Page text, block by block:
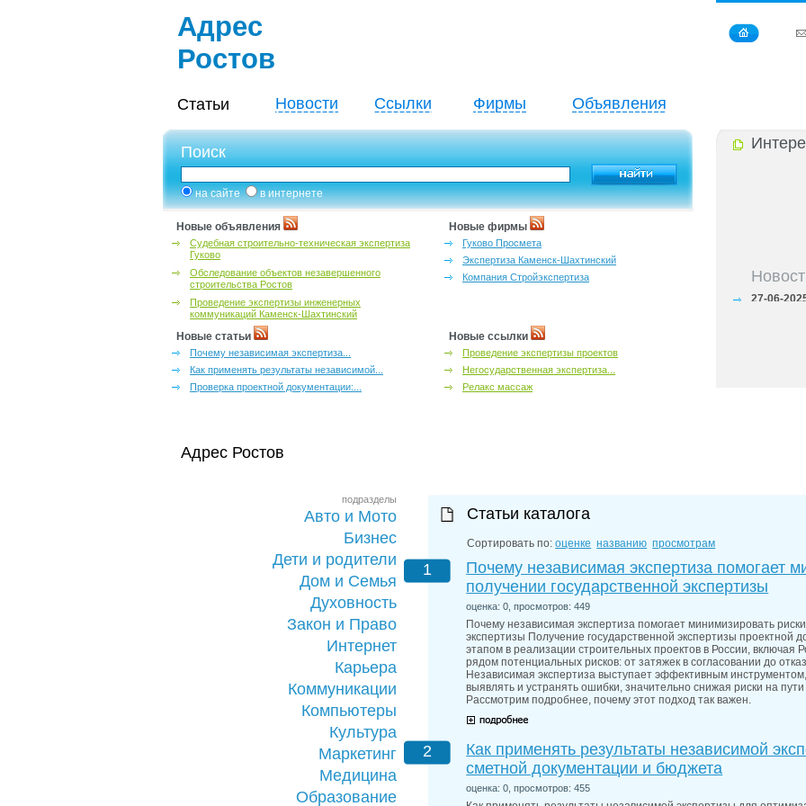
Адрес
Ростов
Статьи Новости Ссылки Фирмы Объявления
Поиск
на сайте в интернете
Новые объявления
Судебная строительно-техническая экспертиза
Гуково
Обследование объектов незавершенного
строительства Ростов
Проведение экспертизы инженерных
коммуникаций Каменск-Шахтинский
Новые фирмы
Гуково Просмета
Экспертиза Каменск-Шахтинский
Компания Стройэкспертиза
Новые статьи
Почему независимая экспертиза...
Как применять результаты независимой...
Проверка проектной документации:...
Новые ссылки
Проведение экспертизы проектов
Негосударственная экспертиза...
Релакс массаж
27-06-
выявлено
Адрес Ростов
подразделы
Авто и Мото
Бизнес
Дети и родители
Дом и Семья
Духовность
Закон и Право
Интернет
Карьера
Коммуникации
Компьютеры
Культура
Маркетинг
Медицина
Образование
Статьи каталога
Сортировать по:оценке названию просмотрам
1
Почему независимая экспертиза помогает
получении государственной экспертизы
оценка: 0, просмотров: 449
Почему независимая экспертиза помогает минимизировать
экспертизы Получение государственной экспертизы проектной
этапом в реализации строительных проектов в России, включая
рядом потенциальных рисков: от затяжек в согласовании до
Независимая экспертиза выступает эффективным
выявлять и устранять ошибки, значительно снижая риски на
Рассмотрим подробнее, почему этот подход так важен.
2
Как применять результаты независимой
сметной документации и бюджета
оценка: 0, просмотров: 455